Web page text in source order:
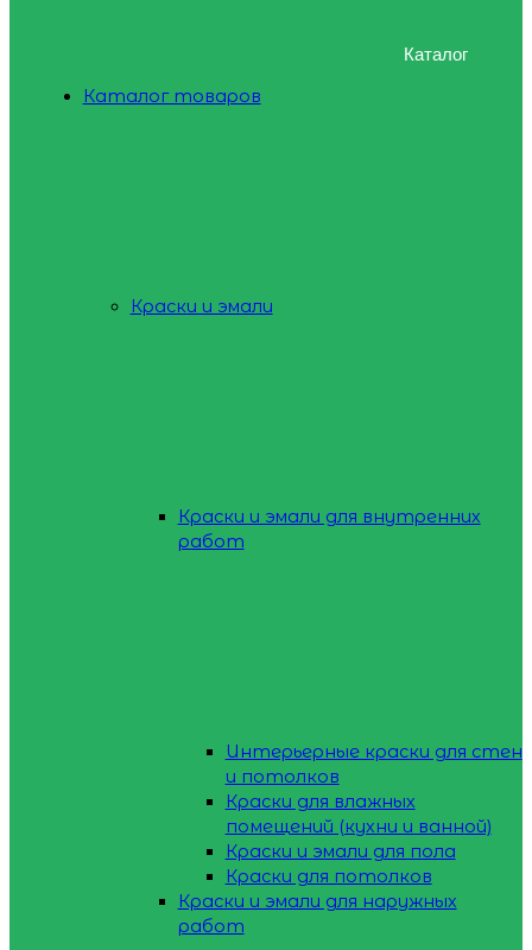
Каталог
Каталог товаров
Краски и эмали
Краски и эмали для внутренних
работ
Интерьерные краски для стен
и потолков
Краски для влажных
помещений (кухни и ванной)
Краски и эмали для пола
Краски для потолков
Краски и эмали для наружных
работ